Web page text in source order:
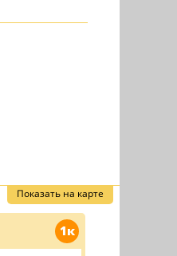
Показать на карте
1к